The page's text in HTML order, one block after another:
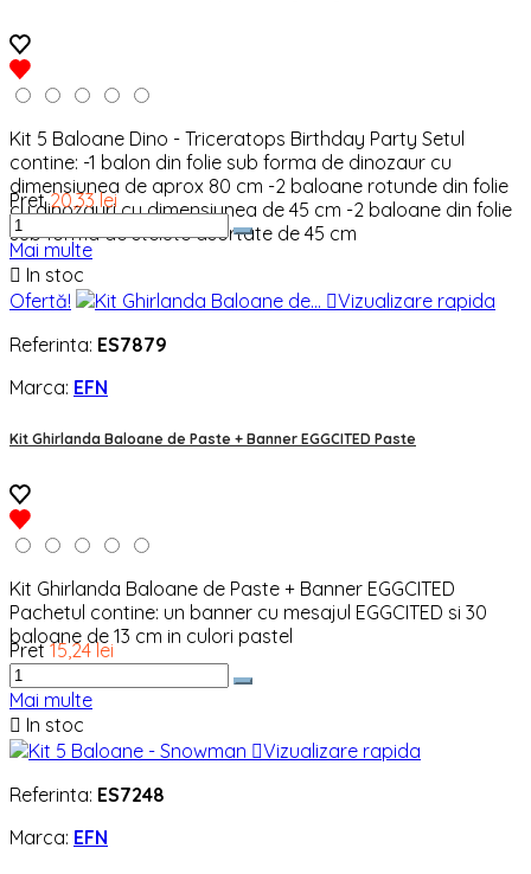
Kit 5 Baloane Dino - Triceratops Birthday Party Setul
contine: -1 balon din folie sub forma de dinozaur cu
dimensiunea de aprox 80 cm -2 baloane rotunde din folie
cu dinozauri cu dimensiunea de 45 cm -2 baloane din folie
sub forma de stelute asortate de 45 cm
Pret 20,33 lei
Mai multe
 In stoc
Ofertă!
Vizualizare rapida
Referinta: ES7879
Marca: EFN
Kit Ghirlanda Baloane de Paste + Banner EGGCITED Paste
Kit Ghirlanda Baloane de Paste + Banner EGGCITED
Pachetul contine: un banner cu mesajul EGGCITED si 30
baloane de 13 cm in culori pastel
Pret 15,24 lei
Mai multe
 In stoc
Vizualizare rapida
Referinta: ES7248
Marca: EFN